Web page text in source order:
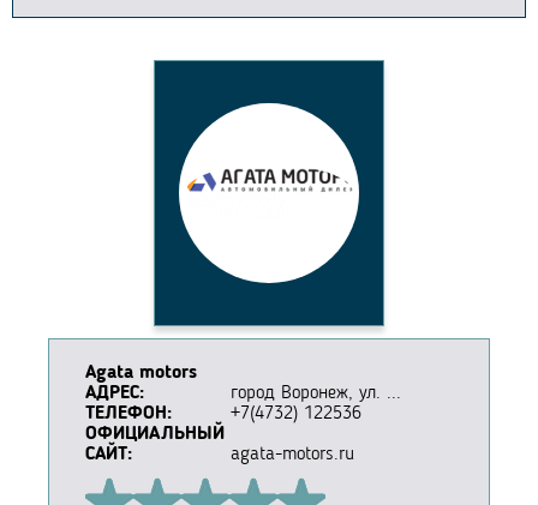
Agata motors
АДРЕС:
город Воронеж, ул. ...
ТЕЛЕФОН:
+7(4732) 122536
ОФИЦИАЛЬНЫЙ
САЙТ:
agata-motors.ru